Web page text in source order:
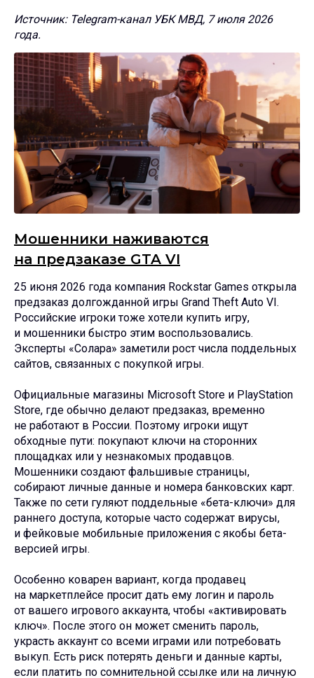
Источник: Telegram-канал УБК МВД, 7 июля 2026
года.
Мошенники наживаются
на предзаказе GTA VI
25 июня 2026 года компания Rockstar Games открыла
предзаказ долгожданной игры Grand Theft Auto VI.
Российские игроки тоже хотели купить игру,
и мошенники быстро этим воспользовались.
Эксперты «Солара» заметили рост числа поддельных
сайтов, связанных с покупкой игры.
Официальные магазины Microsoft Store и PlayStation
Store, где обычно делают предзаказ, временно
не работают в России. Поэтому игроки ищут
обходные пути: покупают ключи на сторонних
площадках или у незнакомых продавцов.
Мошенники создают фальшивые страницы,
собирают личные данные и номера банковских карт.
Также по сети гуляют поддельные «бета-ключи» для
раннего доступа, которые часто содержат вирусы,
и фейковые мобильные приложения с якобы бета-
версией игры.
Особенно коварен вариант, когда продавец
на маркетплейсе просит дать ему логин и пароль
от вашего игрового аккаунта, чтобы «активировать
ключ». После этого он может сменить пароль,
украсть аккаунт со всеми играми или потребовать
выкуп. Есть риск потерять деньги и данные карты,
если платить по сомнительной ссылке или на личную